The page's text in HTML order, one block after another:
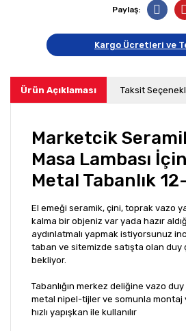
Paylaş:
Kargo Ücretleri ve
Ürün Açıklaması Taksit
Marketcik
Masa Lambası
Metal Tabanlık
El emeği seramik, çini, toprak vazo
kalma bir objeniz var yada hazır
aydınlatmalı yapmak istiyorsunuz
taban ve sitemizde satışta olan duy
bekliyor.
Tabanlığın merkez deliğine vazo
metal nipel-tijler ve somunla montaj
hızlı yapışkan ile kullanılır